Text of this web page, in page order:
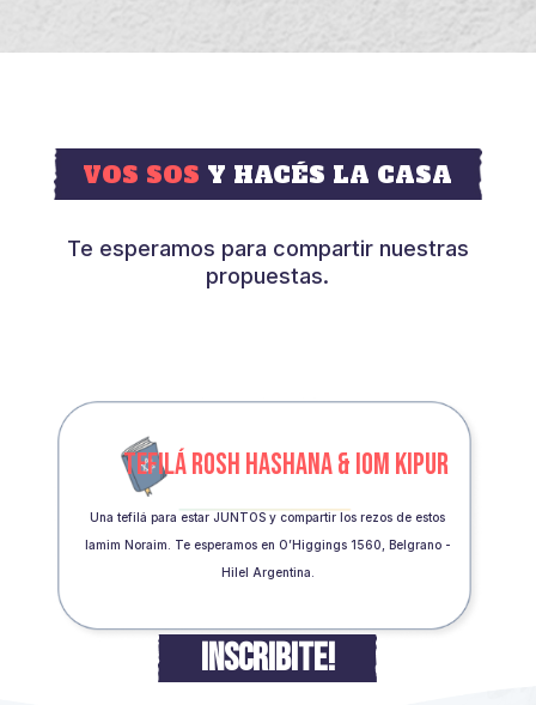
VOS SOS Y HACÉS LA CASA
Te esperamos para compartir nuestras
propuestas.
TEFILÁ ROSH HASHANA & IOM KIPUR
Una tefilá para estar JUNTOS y compartir los rezos de estos
Iamim Noraim. Te esperamos en O’Higgings 1560, Belgrano -
Hilel Argentina.
INSCRIBITE!